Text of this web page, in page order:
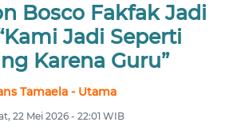
Bosco Fakfak Jadi
Jadi Seperti
Karena Guru”
Tamaela - Utama
22 Mei 2026 - 22:01 WIB